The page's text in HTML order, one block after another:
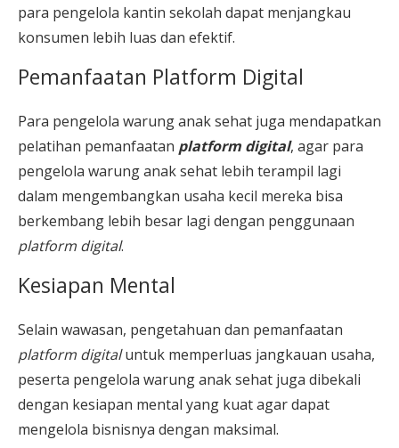
para pengelola kantin sekolah dapat menjangkau
konsumen lebih luas dan efektif.
Pemanfaatan Platform Digital
Para pengelola warung anak sehat juga mendapatkan
pelatihan pemanfaatan platform digital, agar para
pengelola warung anak sehat lebih terampil lagi
dalam mengembangkan usaha kecil mereka bisa
berkembang lebih besar lagi dengan penggunaan
platform digital.
Kesiapan Mental
Selain wawasan, pengetahuan dan pemanfaatan
platform digitaluntuk memperluas jangkauan usaha,
peserta pengelola warung anak sehat juga dibekali
dengan kesiapan mental yang kuat agar dapat
mengelola bisnisnya dengan maksimal.